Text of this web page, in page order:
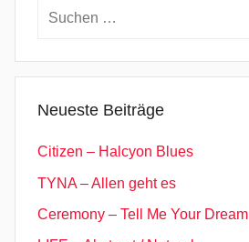
Suchen
Neueste Beiträge
Citizen – Halcyon Blues
TYNA – Allen geht es
Ceremony – Tell Me Your Dream